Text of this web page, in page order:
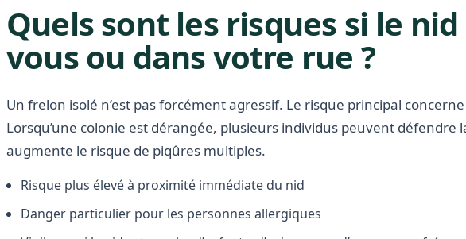
Quels sont les risques si le
vous ou dans votre rue ?
Un frelon isolé n’est pas forcément agressif. Le risque principal
Lorsqu’une colonie est dérangée, plusieurs individus peuvent défendre
augmente le risque de piqûres multiples.
Risque plus élevé à proximité immédiate du nid
Danger particulier pour les personnes allergiques